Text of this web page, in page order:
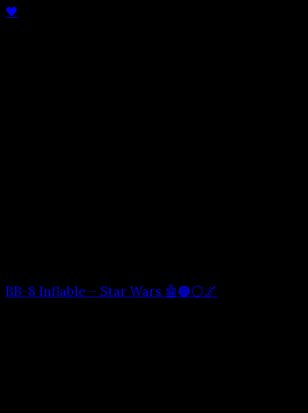
🖤
BB-8 Inflable – Star Wars 🤖🟠⚪🌌